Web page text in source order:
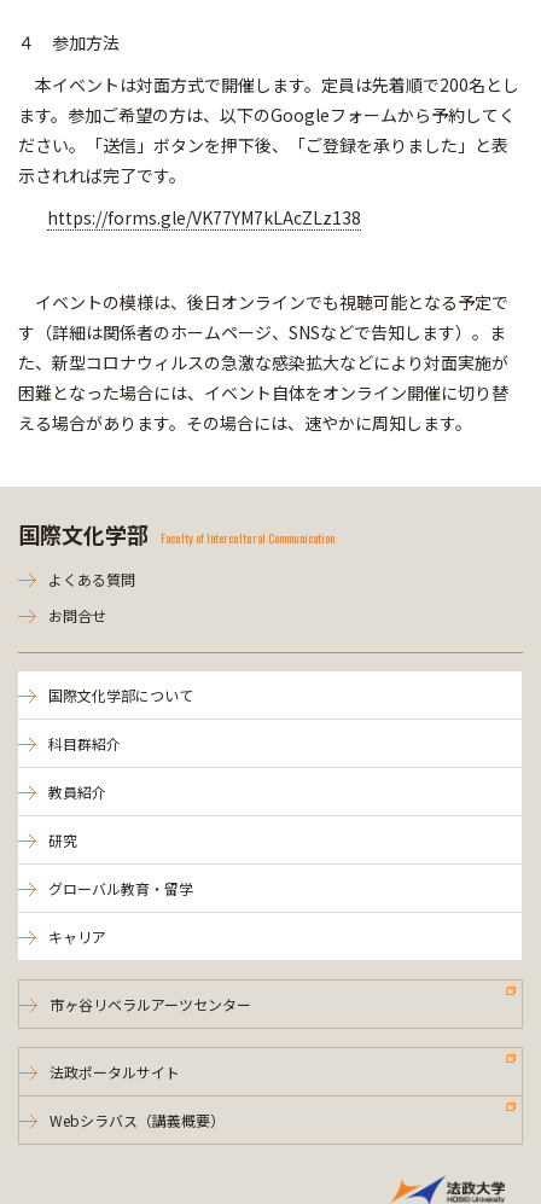
４ 参加方法
本イベントは対面方式で開催します。定員は先着順で200名とし
ます。参加ご希望の方は、以下のGoogleフォームから予約してく
ださい。「送信」ボタンを押下後、「ご登録を承りました」と表
示されれば完了です。
https://forms.gle/VK77YM7kLAcZLz138
イベントの模様は、後日オンラインでも視聴可能となる予定で
す（詳細は関係者のホームページ、SNSなどで告知します）。ま
た、新型コロナウィルスの急激な感染拡大などにより対面実施が
困難となった場合には、イベント自体をオンライン開催に切り替
える場合があります。その場合には、速やかに周知します。
国際文化学部 Faculty of Intercultural Communication
よくある質問
お問合せ
国際文化学部について
科目群紹介
教員紹介
研究
グローバル教育・留学
キャリア
市ヶ谷リベラルアーツセンター
法政ポータルサイト
Webシラバス（講義概要）